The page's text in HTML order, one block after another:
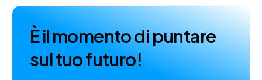
Èilmomentodipuntare
sultuofuturo!